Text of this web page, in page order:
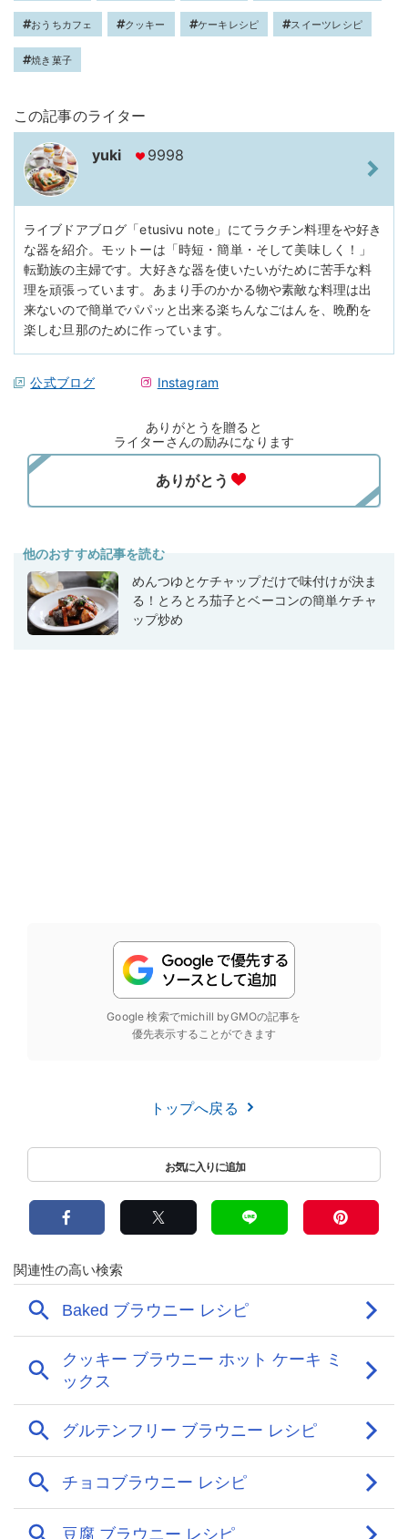
おうちカフェ クッキー ケーキレシピ スイーツレシピ
焼き菓子
この記事のライター
yuki 9998
ライブドアブログ「etusivu note」にてラクチン料理をや好き
な器を紹介。モットーは「時短・簡単・そして美味しく！」
転勤族の主婦です。大好きな器を使いたいがために苦手な料
理を頑張っています。あまり手のかかる物や素敵な料理は出
来ないので簡単でパパッと出来る楽ちんなごはんを、晩酌を
楽しむ旦那のために作っています。
公式ブログ Instagram
ありがとうを贈ると
ライターさんの励みになります
他のおすすめ記事を読む
めんつゆとケチャップだけで味付けが決ま
る！とろとろ茄子とベーコンの簡単ケチャ
ップ炒め
Google 検索でmichill byGMOの記事を
優先表示することができます
トップへ戻る